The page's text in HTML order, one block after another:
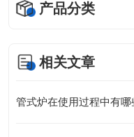
产品分类
相关文章
管式炉在使用过程中有